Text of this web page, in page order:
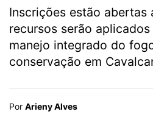
Inscrições estão abertas
recursos serão
manejo integrado do
conservação em
Por Arieny Alves